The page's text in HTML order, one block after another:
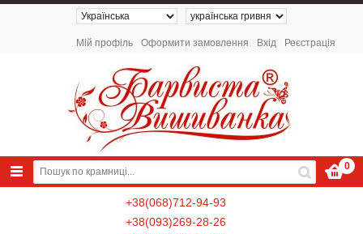
Мій профіль Оформити замовлення Вхід Реєстрація
0
+38(068)712-94-93
+38(093)269-28-26